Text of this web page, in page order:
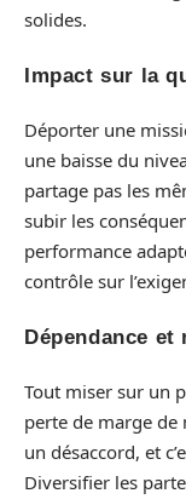
solides.
Impact sur la
Déporter une
une baisse du
partage pas les
subir les
performance
contrôle sur
Dépendance et
Tout miser sur un
perte de marge
un désaccord, et
Diversifier les